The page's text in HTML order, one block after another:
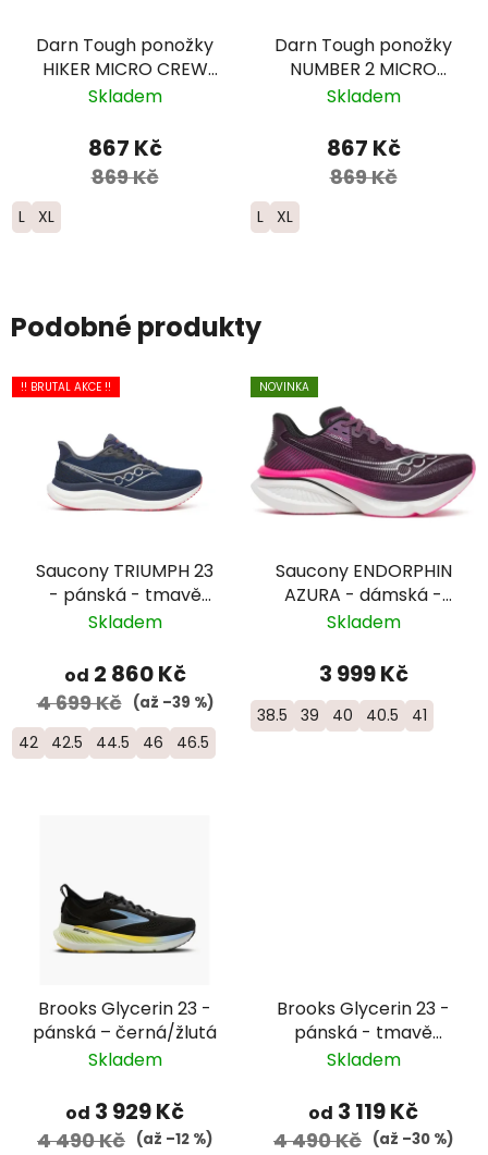
Darn Tough ponožky
HIKER MICRO CREW
Midweight Merino -
limitovaná edice
Skladem
867 Kč
869 Kč
L XL
Darn Tough ponožky
NUMBER 2 MICRO
CREW Midweight
zelené
Skladem
867 Kč
869 Kč
L XL
Podobné produkty
!! BRUTAL AKCE !!
Saucony TRIUMPH 23
- pánská - tmavě
modrá
Skladem
od 2 860 Kč
4 699 Kč (až –39 %)
42 42.5 44.5 46 46.5
NOVINKA
Saucony ENDORPHIN
AZURA - dámská -
fialová
Skladem
3 999 Kč
38.5 39 40 40.5 41
Brooks Glycerin 23 -
pánská – černá/žlutá
Skladem
od 3 929 Kč
4 490 Kč (až –12 %)
Brooks Glycerin 23 -
pánská - tmavě
modrá/zelená
Skladem
od 3 119 Kč
4 490 Kč (až –30 %)